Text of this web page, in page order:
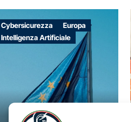
Cybersicurezza
Europa
Intelligenza Artificiale